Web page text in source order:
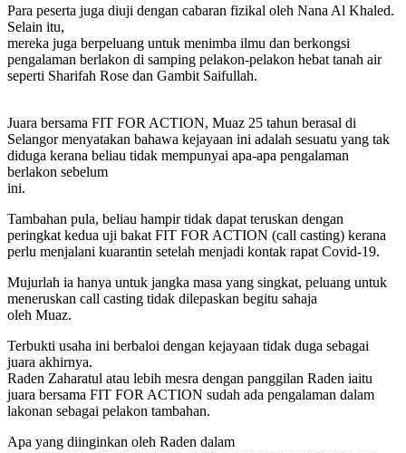
Para peserta juga diuji dengan cabaran fizikal oleh Nana Al Khaled.
Selain itu,
mereka juga berpeluang untuk menimba ilmu dan berkongsi
pengalaman berlakon di samping pelakon-pelakon hebat tanah air
seperti Sharifah Rose dan Gambit Saifullah.
Juara bersama FIT FOR ACTION, Muaz 25 tahun berasal di
Selangor menyatakan bahawa kejayaan ini adalah sesuatu yang tak
diduga kerana beliau tidak mempunyai apa-apa pengalaman
berlakon sebelum
ini.
Tambahan pula, beliau hampir tidak dapat teruskan dengan
peringkat kedua uji bakat FIT FOR ACTION (call casting) kerana
perlu menjalani kuarantin setelah menjadi kontak rapat Covid-19.
Mujurlah ia hanya untuk jangka masa yang singkat, peluang untuk
meneruskan call casting tidak dilepaskan begitu sahaja
oleh Muaz.
Terbukti usaha ini berbaloi dengan kejayaan tidak duga sebagai
juara akhirnya.
Raden Zaharatul atau lebih mesra dengan panggilan Raden iaitu
juara bersama FIT FOR ACTION sudah ada pengalaman dalam
lakonan sebagai pelakon tambahan.
Apa yang diinginkan oleh Raden dalam